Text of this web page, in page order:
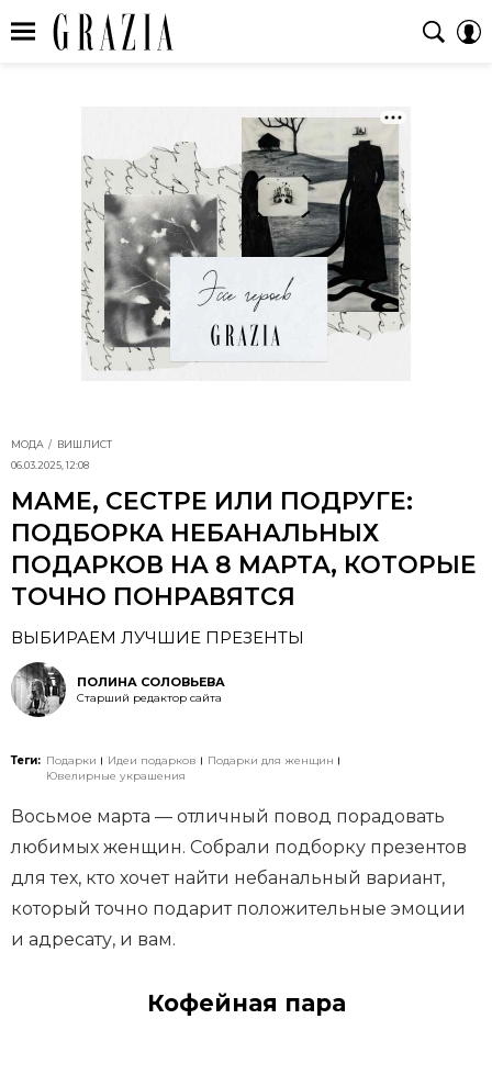
МОДА
ВИШЛИСТ
06.03.2025, 12:08
МАМЕ, СЕСТРЕ ИЛИ ПОДРУГЕ:
ПОДБОРКА НЕБАНАЛЬНЫХ
ПОДАРКОВ НА 8 МАРТА, КОТОРЫЕ
ТОЧНО ПОНРАВЯТСЯ
ВЫБИРАЕМ ЛУЧШИЕ ПРЕЗЕНТЫ
ПОЛИНА СОЛОВЬЕВА
Старший редактор сайта
Теги: Подарки Идеи подарков
Подарки для женщин
Ювелирные украшения
Восьмое марта — отличный повод порадовать
любимых женщин. Собрали подборку презентов
для тех, кто хочет найти небанальный вариант,
который точно подарит положительные эмоции
и адресату, и вам.
Кофейная пара